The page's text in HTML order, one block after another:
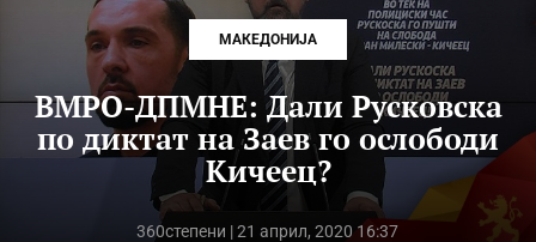
МАКЕДОНИЈА
ВМРО-ДПМНЕ: Дали Русковска
по диктат на Заев го ослободи
Кичеец?
360степени | 21 април, 2020 16:37